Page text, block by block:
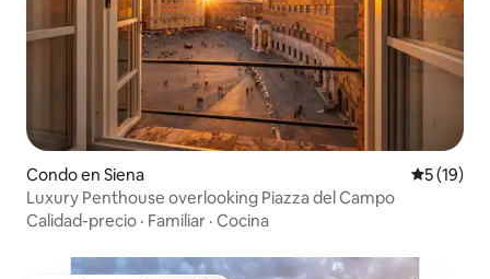
Condo en Siena
5 (19)
Luxury Penthouse overlooking Piazza del Campo
Calidad-precio · Familiar · Cocina